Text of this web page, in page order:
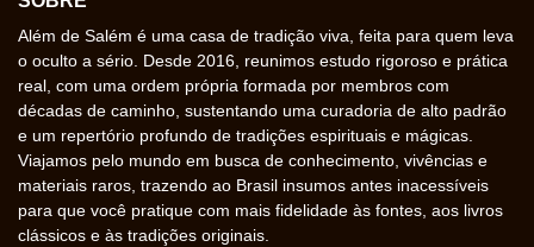
Além de Salém é uma casa de tradição viva, feita para quem leva
o oculto a sério. Desde 2016, reunimos estudo rigoroso e prática
real, com uma ordem própria formada por membros com
décadas de caminho, sustentando uma curadoria de alto padrão
e um repertório profundo de tradições espirituais e mágicas.
Viajamos pelo mundo em busca de conhecimento, vivências e
materiais raros, trazendo ao Brasil insumos antes inacessíveis
para que você pratique com mais fidelidade às fontes, aos livros
clássicos e às tradições originais.